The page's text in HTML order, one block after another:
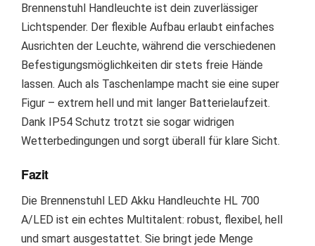
Brennenstuhl Handleuchte ist dein zuverlässiger
Lichtspender. Der flexible Aufbau erlaubt einfaches
Ausrichten der Leuchte, während die verschiedenen
Befestigungsmöglichkeiten dir stets freie Hände
lassen. Auch als Taschenlampe macht sie eine super
Figur – extrem hell und mit langer Batterielaufzeit.
Dank IP54 Schutz trotzt sie sogar widrigen
Wetterbedingungen und sorgt überall für klare Sicht.
Fazit
Die Brennenstuhl LED Akku Handleuchte HL 700
A/LED ist ein echtes Multitalent: robust, flexibel, hell
und smart ausgestattet. Sie bringt jede Menge